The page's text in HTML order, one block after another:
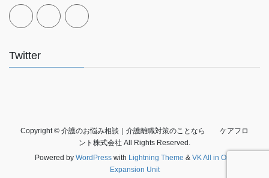
Twitter
Copyright © 介護のお悩み相談｜介護離職対策のことなら ケアフロ
ント株式会社 All Rights Reserved.
Powered by WordPresswith Lightning Theme & VK All in One
Expansion Unit